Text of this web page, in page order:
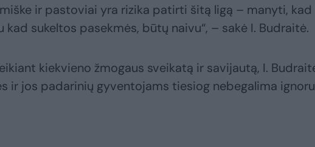
ir pastoviai yra rizika patirti šitą ligą – manyti,
kad sukeltos pasekmės, būtų naivu“, – sakė I. Budraitė.
kiekvieno žmogaus sveikatą ir savijautą, I.
ir jos padarinių gyventojams tiesiog nebegalima